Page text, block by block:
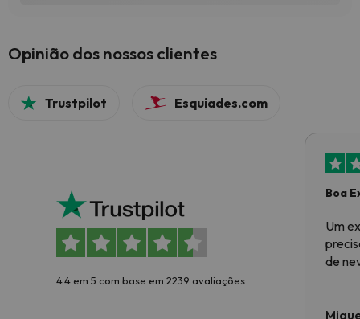
Opinião dos nossos clientes
Trustpilot Esquiades.com
4.4 em 5 com base em 2239 avaliações
Boa
Um
de